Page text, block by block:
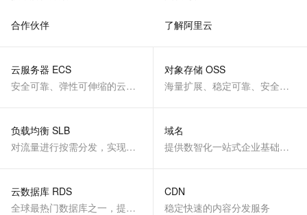
合作伙伴 了解阿里云
云服务器 ECS
安全可靠、弹性可伸缩的云计算服务
对象存储 OSS
海量扩展、稳定可靠、安全、低成本、智能
负载均衡 SLB
对流量进行按需分发，实现应用高可用
域名
提供数智化一站式企业基础服务
云数据库 RDS
全球最热门数据库之一，提供全托管的稳定服务
CDN
稳定快速的内容分发服务